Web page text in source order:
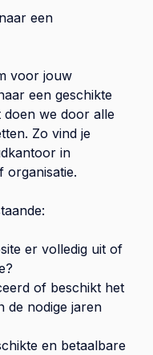
een
voor jouw
een geschikte
doen we door alle
Zo vind je
in
organisatie.
er volledig uit of
of beschikt het
de nodige jaren
en betaalbare